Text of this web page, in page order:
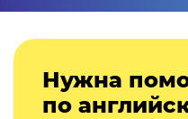
Нужна
по